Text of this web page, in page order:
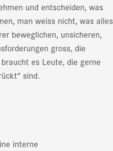
und entscheiden, was
man weiss nicht, was alles
beweglichen, unsicheren,
gross, die
es Leute, die gerne
sind.
interne